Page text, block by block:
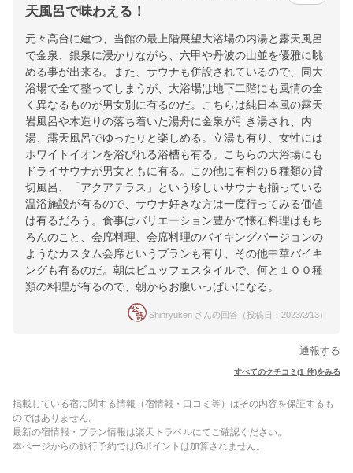
天風呂で味わえる！
元々高台に建つ、当館の最上階展望大浴場の内湯と露天風呂
で金泉、銀泉に浸かりながら、六甲や丹波の山並を優雅に眺
める事が出来る。また、サウナも併設されているので、同大
浴場で全て整ってしまうが、大浴場は地下二階にも風情の全
く異なるものが男女別に有るのだ。こちらは純日本風の露天
岩風呂や木造りの落ち着いた湯舟に金泉が引き湯され、内
湯、露天風呂でゆったりと楽しめる。立湯も有り、女性には
ホワイトイオンを浴びれる浴槽も有る。こちらの大浴場にも
ドライサウナが男女ともに有る。この他に有料の５種類の貸
切風呂、「アクアテラス」という珍しいサウナも揃っている
温浴施設が有るので、サウナ好きな方は一度行ってみる価値
は有るだろう。食事はバリエーション豊かで懐石料理はもち
ろんのこと、会席料理、会席料理のバイキングバージョンの
ようなカスタム会席というプランも有り、その他中華バイキ
ングも有るのだ。朝はビュッフェスタイルで、何と１００種
類の料理が有るので、朝からお腹いっぱいになる。
Shinryuken さんの回答（投稿日：2023/2/13）
通報する
すべてのクチコミ(1 件)をみる
掲載している宿に関する情報（宿情報・口コミ等）はその内容を保証するも
のではありません。
最新の宿情報・プラン情報は楽天トラベルにてご確認ください。
本ページからの旅行予約ではGポイントは加算されません。